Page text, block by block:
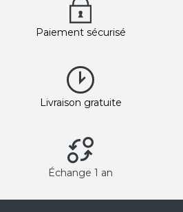
Paiement sécurisé
Livraison gratuite
Échange 1 an